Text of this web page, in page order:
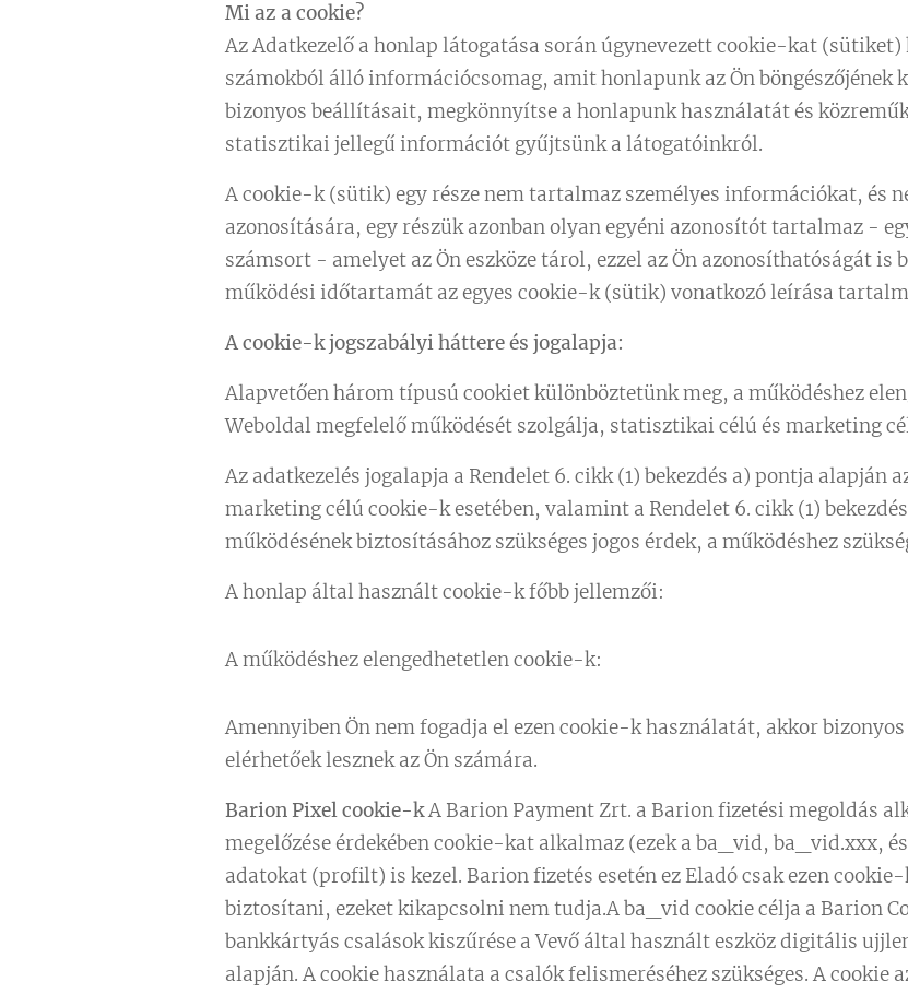
Mi az a cookie?
Az Adatkezelő a honlap látogatása során úgynevezett cookie-kat (sütiket)
számokból álló információcsomag, amit honlapunk az Ön böngészőjének
bizonyos beállításait, megkönnyítse a honlapunk használatát és
statisztikai jellegű információt gyűjtsünk a látogatóinkról.
A cookie-k (sütik) egy része nem tartalmaz személyes információkat, és
azonosítására, egy részük azonban olyan egyéni azonosítót tartalmaz -
számsort - amelyet az Ön eszköze tárol, ezzel az Ön azonosíthatóságát
működési időtartamát az egyes cookie-k (sütik) vonatkozó leírása
A cookie-k jogszabályi háttere és jogalapja:
Alapvetően három típusú cookiet különböztetünk meg, a működéshez
Weboldal megfelelő működését szolgálja, statisztikai célú és marketing
Az adatkezelés jogalapja a Rendelet 6. cikk (1) bekezdés a) pontja alapján
marketing célú cookie-k esetében, valamint a Rendelet 6. cikk (1)
működésének biztosításához szükséges jogos érdek, a működéshez
A honlap által használt cookie-k főbb jellemzői:
A működéshez elengedhetetlen cookie-k:
Amennyiben Ön nem fogadja el ezen cookie-k használatát, akkor
elérhetőek lesznek az Ön számára.
Barion Pixel cookie-kA Barion Payment Zrt. a Barion fizetési megoldás
megelőzése érdekében cookie-kat alkalmaz (ezek a ba_vid, ba_vid.xxx,
adatokat (profilt) is kezel. Barion fizetés esetén ez Eladó csak ezen
biztosítani, ezeket kikapcsolni nem tudja.A ba_vid cookie célja a Barion
bankkártyás csalások kiszűrése a Vevő által használt eszköz digitális
alapján. A cookie használata a csalók felismeréséhez szükséges. A cookie